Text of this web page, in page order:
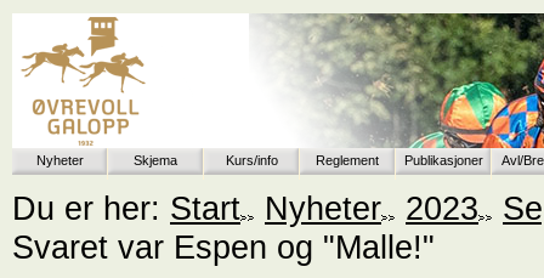
Nyheter Skjema Kurs/info Reglement Publikasjoner Avl/
Du er her: Start Nyheter 2023
Svaret var Espen og "Malle!"